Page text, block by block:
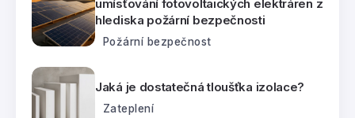
umísťování fotovoltaických elektráren z
hlediska požární bezpečnosti
Požární bezpečnost
Jaká je dostatečná tloušťka izolace?
Zateplení